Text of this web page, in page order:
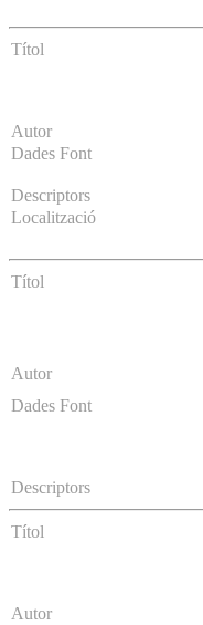
Títol
Autor
Dades Font
Descriptors
Localització
Títol
Autor
Dades Font
Descriptors
Títol
Autor